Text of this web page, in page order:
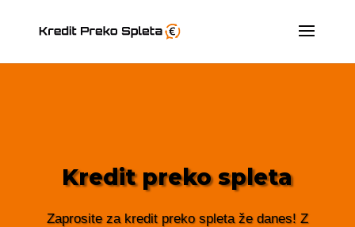
Kredit preko spleta
Zaprosite za kredit preko spleta že danes! Z